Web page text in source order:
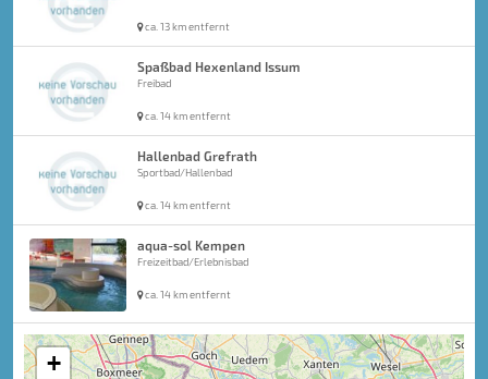
ca. 13 km entfernt
Spaßbad Hexenland Issum
Freibad
ca. 14 km entfernt
Hallenbad Grefrath
Sportbad/Hallenbad
ca. 14 km entfernt
aqua-sol Kempen
Freizeitbad/Erlebnisbad
ca. 14 km entfernt
+